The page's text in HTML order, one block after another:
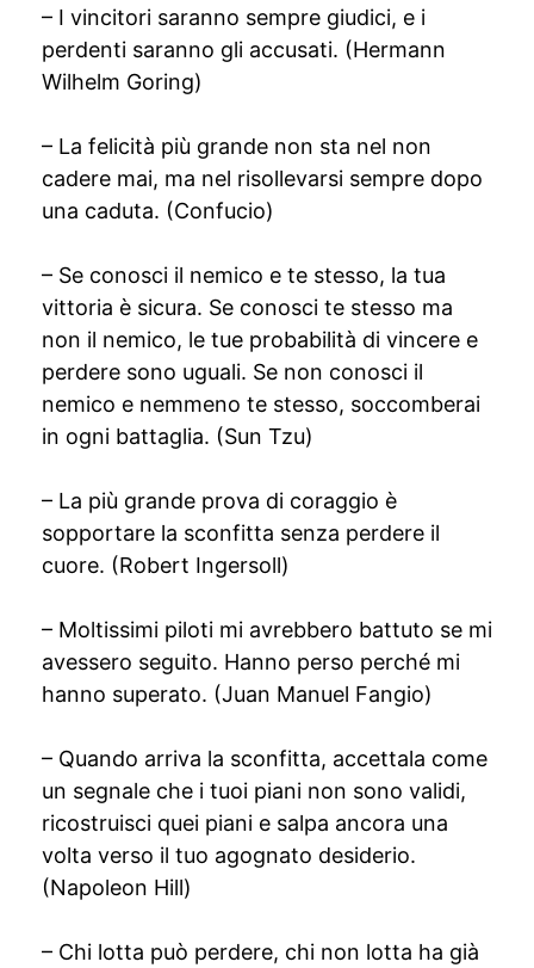
– I vincitori saranno sempre giudici, e i
perdenti saranno gli accusati. (Hermann
Wilhelm Goring)
– La felicità più grande non sta nel non
cadere mai, ma nel risollevarsi sempre dopo
una caduta. (Confucio)
– Se conosci il nemico e te stesso, la tua
vittoria è sicura. Se conosci te stesso ma
non il nemico, le tue probabilità di vincere e
perdere sono uguali. Se non conosci il
nemico e nemmeno te stesso, soccomberai
in ogni battaglia. (Sun Tzu)
– La più grande prova di coraggio è
sopportare la sconfitta senza perdere il
cuore. (Robert Ingersoll)
– Moltissimi piloti mi avrebbero battuto se mi
avessero seguito. Hanno perso perché mi
hanno superato. (Juan Manuel Fangio)
– Quando arriva la sconfitta, accettala come
un segnale che i tuoi piani non sono validi,
ricostruisci quei piani e salpa ancora una
volta verso il tuo agognato desiderio.
(Napoleon Hill)
– Chi lotta può perdere, chi non lotta ha già